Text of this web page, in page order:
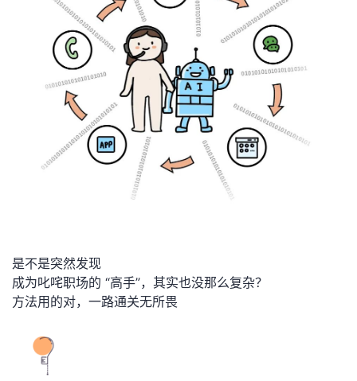
是不是突然发现
成为叱咤职场的 “高手”，其实也没那么复杂？
方法用的对，一路通关无所畏